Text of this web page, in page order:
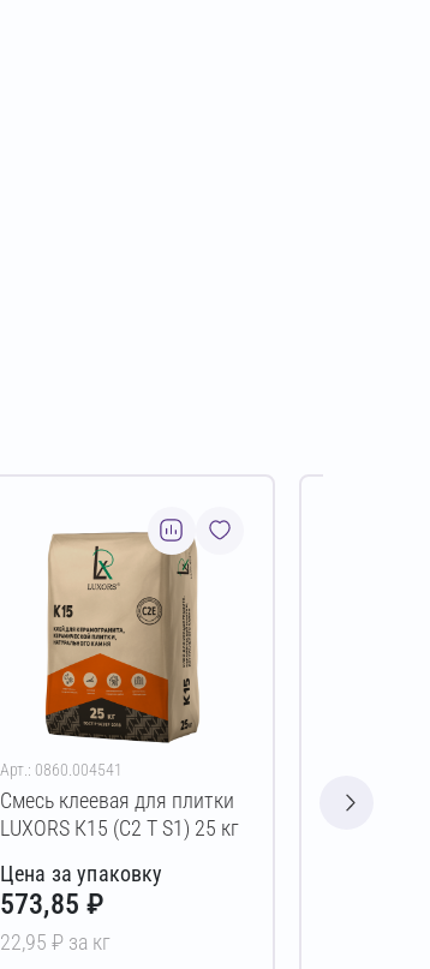
Арт.: 0860.004541
Смесь клеевая для плитки
LUXORS К15 (C2 T S1) 25 кг
Цена за упаковку
573,85 ₽
22,95 ₽ за кг
Смесь